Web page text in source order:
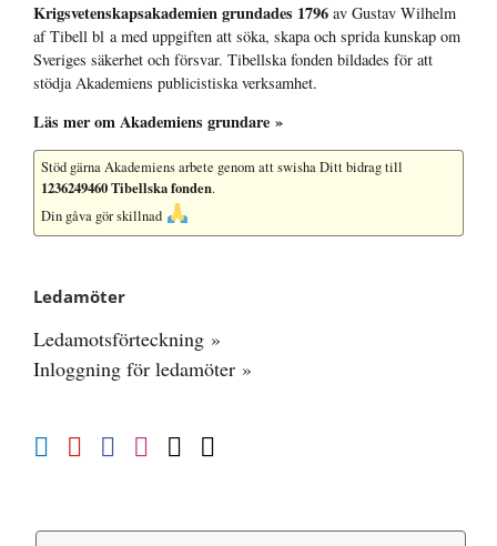
Krigsvetenskap­sakademien grundades 1796 av Gustav Wilhelm
af Tibell bl a med uppgiften att söka, skapa och sprida kunskap om
Sveriges säkerhet och försvar. Tibellska fonden bildades för att
stödja Akademiens publicistiska verksamhet.
Läs mer om Akademiens grundare »
Stöd gärna Akademiens arbete genom att swisha Ditt bidrag till
1236249460 Tibellska fonden.
Din gåva gör skillnad
Ledamöter
Ledamotsförteckning »
Inloggning för ledamöter »